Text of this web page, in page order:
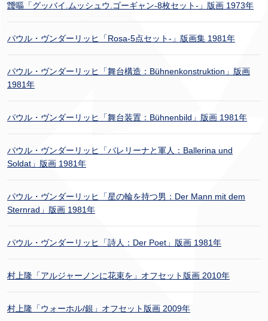
靉嘔「グッバイ.ムッシュウ.ゴーギャン-8枚セット-」版画 1973年
パウル・ヴンダーリッヒ「Rosa-5点セット-」版画集 1981年
パウル・ヴンダーリッヒ「舞台構造：Bühnenkonstruktion」版画
1981年
パウル・ヴンダーリッヒ「舞台装置：Bühnenbild」版画 1981年
パウル・ヴンダーリッヒ「バレリーナと軍人：Ballerina und
Soldat」版画 1981年
パウル・ヴンダーリッヒ「星の輪を持つ男：Der Mann mit dem
Sternrad」版画 1981年
パウル・ヴンダーリッヒ「詩人：Der Poet」版画 1981年
村上隆「アルジャーノンに花束を」オフセット版画 2010年
村上隆「ウォーホル/銀」オフセット版画 2009年